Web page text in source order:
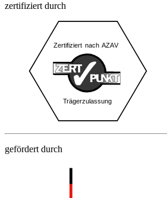
zertifiziert durch
gefördert durch